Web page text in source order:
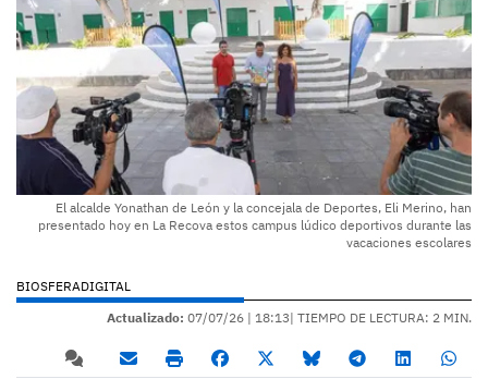
El alcalde Yonathan de León y la concejala de Deportes, Eli Merino, han
presentado hoy en La Recova estos campus lúdico deportivos durante las
vacaciones escolares
BIOSFERADIGITAL
Actualizado: 07/07/26 | 18:13| TIEMPO DE LECTURA: 2 MIN.